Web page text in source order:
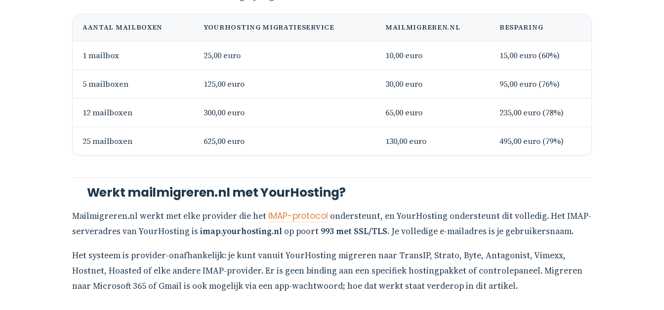
AANTAL MAILBOXEN YOURHOSTING MIGRATIESERVICE MAILMIGREREN.NL BESPARING
1 mailbox 25,00 euro 10,00 euro 15,00 euro (60%)
5 mailboxen 125,00 euro 30,00 euro 95,00 euro (76%)
12 mailboxen 300,00 euro 65,00 euro 235,00 euro (78%)
25 mailboxen 625,00 euro 130,00 euro 495,00 euro (79%)
Werkt mailmigreren.nl met YourHosting?
Mailmigreren.nl werkt met elke provider die het IMAP-protocol ondersteunt, en YourHosting ondersteunt dit volledig. Het IMAP-
serveradres van YourHosting is imap.yourhosting.nl op poort 993 met SSL/TLS. Je volledige e-mailadres is je gebruikersnaam.
Het systeem is provider-onafhankelijk: je kunt vanuit YourHosting migreren naar TransIP, Strato, Byte, Antagonist, Vimexx,
Hostnet, Hoasted of elke andere IMAP-provider. Er is geen binding aan een specifiek hostingpakket of controlepaneel. Migreren
naar Microsoft 365 of Gmail is ook mogelijk via een app-wachtwoord; hoe dat werkt staat verderop in dit artikel.